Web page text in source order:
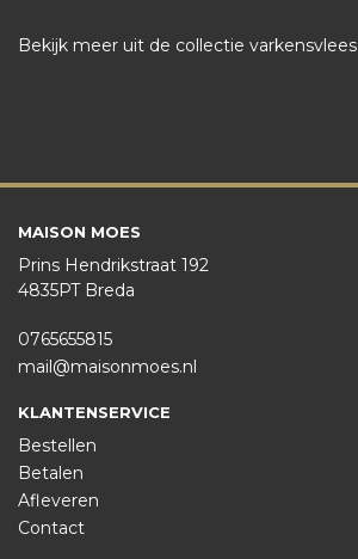
Bekijk meer uit de collectie varkensvlees
MAISON MOES
Prins Hendrikstraat 192
4835PT Breda
0765655815
mail@maisonmoes.nl
KLANTENSERVICE
Bestellen
Betalen
Afleveren
Contact